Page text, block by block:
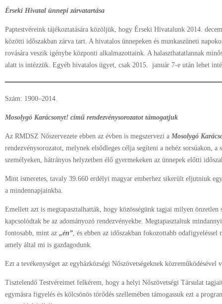
Érseki Hivatal ünnepi zárvatartása
Paptestvéreink tájékoztatására közöljük, hogy Érseki Hivatalunk 2014.
közötti időszakban zárva tart. A hivatalos ünnepeken és munkaszüneti
rovására veszik igénybe központi alkalmazottaink. A halaszthatatlannak
alatt is intézzük. Egyéb hivatalos ügyet, csak 2015. január 7-e után lehet
Szám: 1900–2014.
Mosolygó Karácsonyt! című rendezvénysorozatot támogatjuk
Az RMDSZ Nőszervezete ebben az évben is megszervezi a Mosolygó
rendezvénysorozatot, melynek elsődleges célja segíteni a nehéz sorsúakon, a
személyeken, hátrányos helyzetben élő gyermekeken az ünnepek előtti
Mint ismeretes, tavaly 39.660 erdélyi magyar emberhez sikerült eljutniuk
a mindennapjainkba.
Emellett azt is megtapasztalhatták, hogy közösségünk tagjai milyen önzetlen
kapcsolódtak be az adományozó rendezvényekbe. Megtapasztaltuk
fontosabb, mint az „én”, és ebben az időszakban fokozottabb
amely által mi is gazdagodunk.
Ezt a tevékenységet az egyházközségi Nőszövetségeknek közreműködésével
Tisztelendő Testvéreimet felkérem, hogy a helyi Nőszövetségi Társulat
egymásra figyelés és kölcsönös törődés szellemében támogassuk ezt a